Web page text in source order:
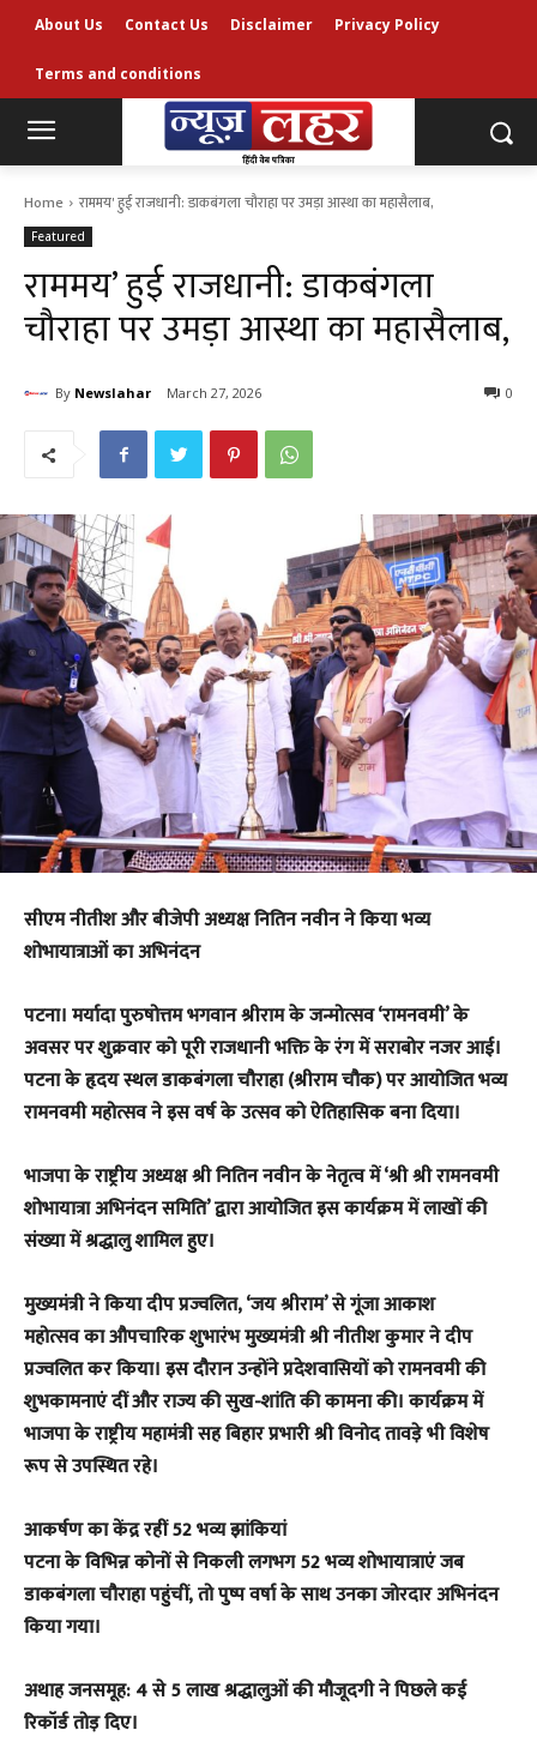
About Us Contact Us Disclaimer Privacy Policy
Terms and conditions
Home राममय' हुई राजधानी: डाकबंगला चौराहा पर उमड़ा आस्था का महासैलाब,
Featured
राममय’ हुई राजधानी: डाकबंगला
चौराहा पर उमड़ा आस्था का महासैलाब,
By Newslahar March 27, 2026 0
सीएम नीतीश और बीजेपी अध्यक्ष नितिन नवीन ने किया भव्य
शोभायात्राओं का अभिनंदन
​पटना। मर्यादा पुरुषोत्तम भगवान श्रीराम के जन्मोत्सव ‘रामनवमी’ के
अवसर पर शुक्रवार को पूरी राजधानी भक्ति के रंग में सराबोर नजर आई।
पटना के हृदय स्थल डाकबंगला चौराहा (श्रीराम चौक) पर आयोजित भव्य
रामनवमी महोत्सव ने इस वर्ष के उत्सव को ऐतिहासिक बना दिया।
भाजपा के राष्ट्रीय अध्यक्ष श्री नितिन नवीन के नेतृत्व में ‘श्री श्री रामनवमी
शोभायात्रा अभिनंदन समिति’ द्वारा आयोजित इस कार्यक्रम में लाखों की
संख्या में श्रद्धालु शामिल हुए।
​मुख्यमंत्री ने किया दीप प्रज्वलित, ‘जय श्रीराम’ से गूंजा आकाश
​महोत्सव का औपचारिक शुभारंभ मुख्यमंत्री श्री नीतीश कुमार ने दीप
प्रज्वलित कर किया। इस दौरान उन्होंने प्रदेशवासियों को रामनवमी की
शुभकामनाएं दीं और राज्य की सुख-शांति की कामना की। कार्यक्रम में
भाजपा के राष्ट्रीय महामंत्री सह बिहार प्रभारी श्री विनोद तावड़े भी विशेष
रूप से उपस्थित रहे।
​आकर्षण का केंद्र रहीं 52 भव्य झांकियां
​पटना के विभिन्न कोनों से निकली लगभग 52 भव्य शोभायात्राएं जब
डाकबंगला चौराहा पहुंचीं, तो पुष्प वर्षा के साथ उनका जोरदार अभिनंदन
किया गया।
अथाह जनसमूह: 4 से 5 लाख श्रद्धालुओं की मौजूदगी ने पिछले कई
रिकॉर्ड तोड़ दिए।